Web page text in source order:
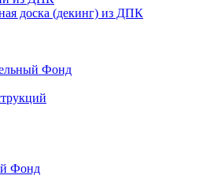
доска (декинг) из ДПК
Фонд
Фонд